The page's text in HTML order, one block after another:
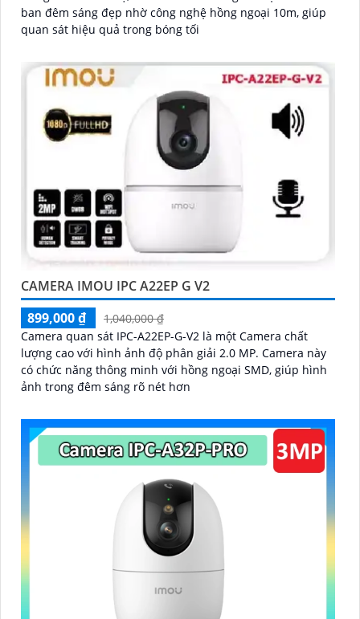
ban đêm sáng đẹp nhờ công nghệ hồng ngoại 10m, giúp
quan sát hiệu quả trong bóng tối
CAMERA IMOU IPC A22EP G V2
899,000 ₫
1,040,000 ₫
Camera quan sát IPC-A22EP-G-V2 là một Camera chất
lượng cao với hình ảnh độ phân giải 2.0 MP. Camera này
có chức năng thông minh với hồng ngoại SMD, giúp hình
ảnh trong đêm sáng rõ nét hơn